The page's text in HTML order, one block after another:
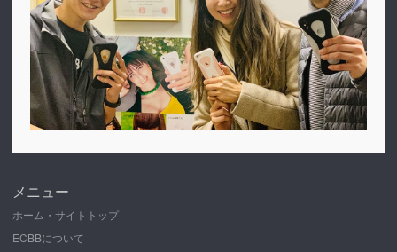
メニュー
ホーム・サイトトップ
ECBBについて